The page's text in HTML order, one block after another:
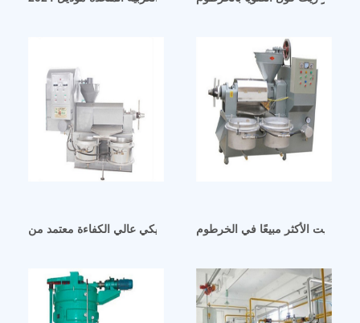
مكبس زيت أوتوماتيكي عالي الكفاءة معتمد من CE في الخرطوم
الزيت الأكثر مبيعًا في الخرطوم